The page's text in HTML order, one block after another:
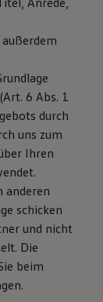
6 Abs. 1
durch
uns zum
Ihren
anderen
schicken
und nicht
Die
beim